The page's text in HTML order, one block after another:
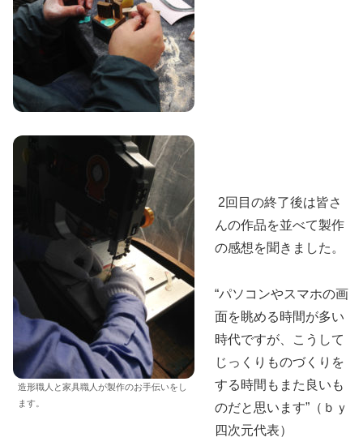
造形職人と家具職人が製作のお手伝いをし
ます。
2回目の終了後は皆さ
んの作品を並べて製作
の感想を聞きました。
“パソコンやスマホの画
面を眺める時間が多い
時代ですが、こうして
じっくりものづくりを
する時間もまた良いも
のだと思います”（ｂｙ
四次元代表）